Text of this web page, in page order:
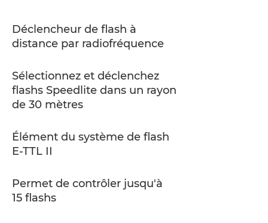
Déclencheur de flash à
distance par radiofréquence
Sélectionnez et déclenchez
flashs Speedlite dans un rayon
de 30 mètres
Élément du système de flash
E-TTL II
Permet de contrôler jusqu'à
15 flashs